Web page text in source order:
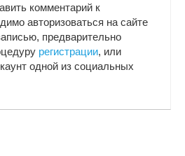
комментарий к
авторизоваться на сайте
предварительно
регистрации, или
одной из социальных